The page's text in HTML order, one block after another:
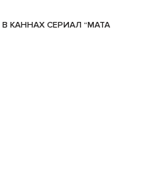
КАННАХ СЕРИАЛ “МАТА